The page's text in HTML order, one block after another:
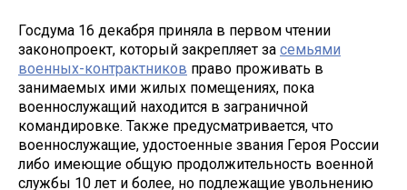
Госдума 16 декабря приняла в первом чтении
законопроект, который закрепляет за семьями
военных-контрактников право проживать в
занимаемых ими жилых помещениях, пока
военнослужащий находится в заграничной
командировке. Также предусматривается, что
военнослужащие, удостоенные звания Героя России
либо имеющие общую продолжительность военной
службы 10 лет и более, но подлежащие увольнению